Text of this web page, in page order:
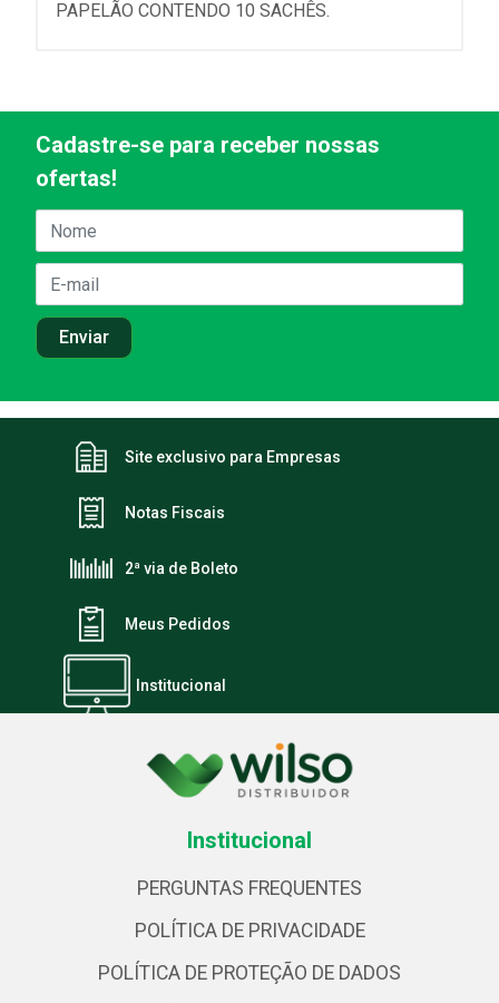
PAPELÃO CONTENDO 10 SACHÊS.
Cadastre-se para receber nossas
ofertas!
Site exclusivo para Empresas
Notas Fiscais
2ª via de Boleto
Meus Pedidos
Institucional
Institucional
PERGUNTAS FREQUENTES
POLÍTICA DE PRIVACIDADE
POLÍTICA DE PROTEÇÃO DE DADOS